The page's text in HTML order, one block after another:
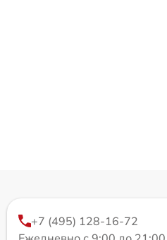
+7 (495) 128-16-72